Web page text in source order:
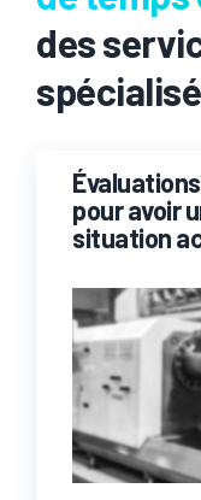
des
pour avoir
situation